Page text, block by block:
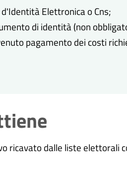
Elettronica o Cns;
di identità (non
pagamento dei costi
ricavato dalle liste elettorali